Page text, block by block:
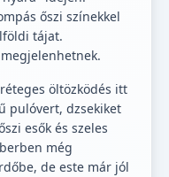
őszi színekkel
tájat.
öltözködés itt
pulóvert, dzsekiket
esők és szeles
még
de este már jól